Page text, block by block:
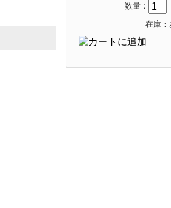
数量：
在庫：